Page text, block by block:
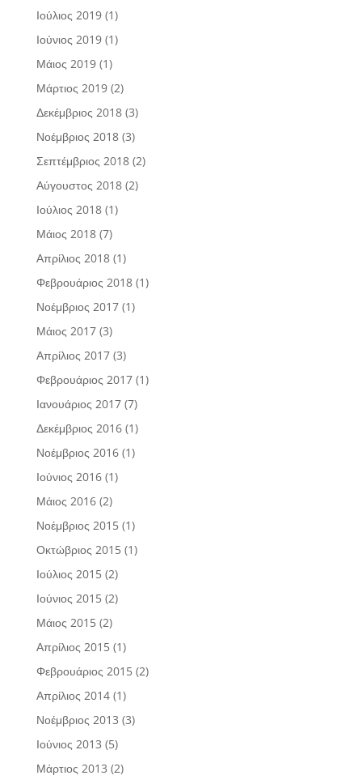
Ιούλιος 2019(1)
Ιούνιος 2019(1)
Μάιος 2019(1)
Μάρτιος 2019(2)
Δεκέμβριος 2018(3)
Νοέμβριος 2018(3)
Σεπτέμβριος 2018(2)
Αύγουστος 2018(2)
Ιούλιος 2018(1)
Μάιος 2018(7)
Απρίλιος 2018(1)
Φεβρουάριος 2018(1)
Νοέμβριος 2017(1)
Μάιος 2017(3)
Απρίλιος 2017(3)
Φεβρουάριος 2017(1)
Ιανουάριος 2017(7)
Δεκέμβριος 2016(1)
Νοέμβριος 2016(1)
Ιούνιος 2016(1)
Μάιος 2016(2)
Νοέμβριος 2015(1)
Οκτώβριος 2015(1)
Ιούλιος 2015(2)
Ιούνιος 2015(2)
Μάιος 2015(2)
Απρίλιος 2015(1)
Φεβρουάριος 2015(2)
Απρίλιος 2014(1)
Νοέμβριος 2013 (3)
Ιούνιος 2013 (5)
Μάρτιος 2013 (2)